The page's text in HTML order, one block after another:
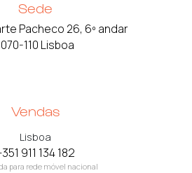
Sede
Pacheco 26, 6º andar
110 Lisboa
Vendas
Lisboa
911 134 182
para rede móvel nacional